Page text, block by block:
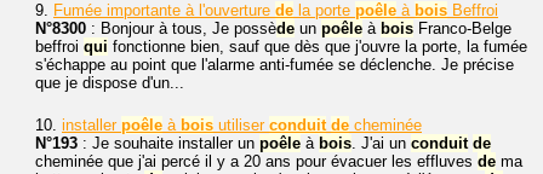
9. Fumée importante à l'ouverture de la porte poêle à bois Beffroi
N°8300 : Bonjour à tous, Je possède un poêle à bois Franco-Belge
beffroi qui fonctionne bien, sauf que dès que j'ouvre la porte, la fumée
s'échappe au point que l'alarme anti-fumée se déclenche. Je précise
que je dispose d'un...
10. installer poêle à bois utiliser conduit de cheminée
N°193 : Je souhaite installer un poêle à bois. J'ai un conduit de
cheminée que j'ai percé il y a 20 ans pour évacuer les effluves de ma